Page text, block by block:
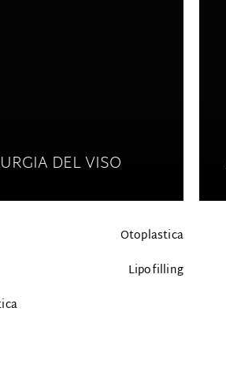
DEL VISO
Otoplastica
Lipofilling